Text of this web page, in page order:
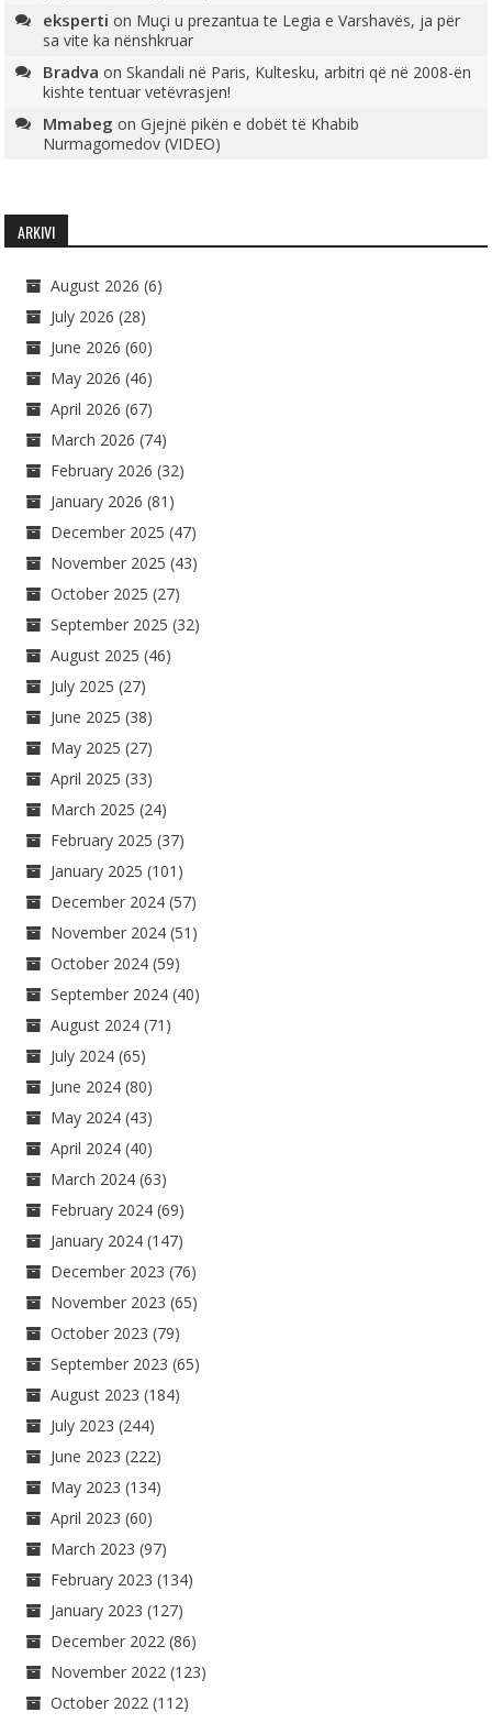
eksperti on Muçi u prezantua te Legia e Varshavës, ja për
sa vite ka nënshkruar
Bradva onSkandali në Paris, Kultesku, arbitri që në 2008-ën
kishte tentuar vetëvrasjen!
Mmabeg onGjejnë pikën e dobët të Khabib
Nurmagomedov (VIDEO)
ARKIVI
August 2026 (6)
July 2026 (28)
June 2026 (60)
May 2026 (46)
April 2026 (67)
March 2026 (74)
February 2026 (32)
January 2026 (81)
December 2025 (47)
November 2025 (43)
October 2025 (27)
September 2025 (32)
August 2025 (46)
July 2025 (27)
June 2025 (38)
May 2025 (27)
April 2025 (33)
March 2025 (24)
February 2025 (37)
January 2025 (101)
December 2024 (57)
November 2024 (51)
October 2024 (59)
September 2024 (40)
August 2024 (71)
July 2024 (65)
June 2024 (80)
May 2024 (43)
April 2024 (40)
March 2024 (63)
February 2024 (69)
January 2024 (147)
December 2023 (76)
November 2023 (65)
October 2023 (79)
September 2023 (65)
August 2023 (184)
July 2023 (244)
June 2023 (222)
May 2023 (134)
April 2023 (60)
March 2023 (97)
February 2023 (134)
January 2023 (127)
December 2022 (86)
November 2022 (123)
October 2022 (112)